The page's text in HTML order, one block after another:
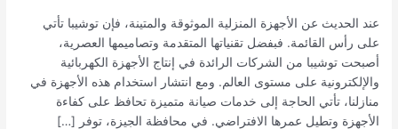
عند الحديث عن الأجهزة المنزلية الموثوقة والمتينة، فإن توشيبا تأتي
على رأس القائمة. فبفضل تقنياتها المتقدمة وتصاميمها العصرية،
أصبحت توشيبا من الشركات الرائدة في إنتاج الأجهزة الكهربائية
والإلكترونية على مستوى العالم. ومع انتشار استخدام هذه الأجهزة في
منازلنا، تأتي الحاجة إلى خدمات صيانة متميزة تحافظ على كفاءة
الأجهزة وتطيل عمرها الافتراضي. في محافظة الجيزة، توفر […]
01010271510